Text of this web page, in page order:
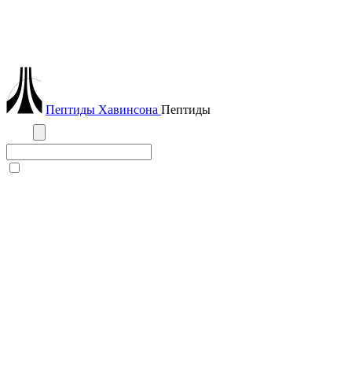
Пептиды Хавинсона Пептиды